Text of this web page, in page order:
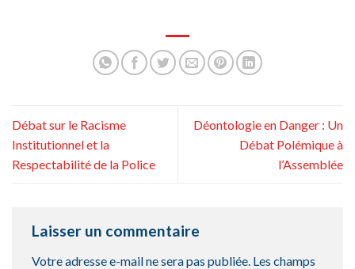
Débat sur le Racisme
Institutionnel et la
Respectabilité de la Police
Déontologie en Danger : Un
Débat Polémique à
l’Assemblée
Laisser un commentaire
Votre adresse e-mail ne sera pas publiée. Les champs